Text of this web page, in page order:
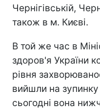
Чернігівській,
також в м. Києві.
В той же час в
здоров'я України
рівня
вийшли на
сьогодні вона